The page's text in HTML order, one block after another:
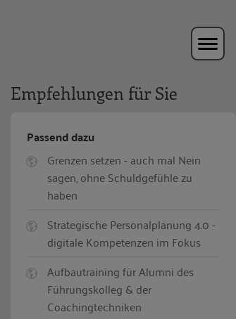
Empfehlungen für Sie
Passend dazu
Grenzen setzen - auch mal Nein
sagen, ohne Schuldgefühle zu
haben
Strategische Personalplanung 4.0 -
digitale Kompetenzen im Fokus
Aufbautraining für Alumni des
Führungskolleg & der
Coachingtechniken